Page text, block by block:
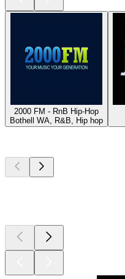
2000 FM - RnB Hip-Hop
Bothell WA, R&B, Hip hop